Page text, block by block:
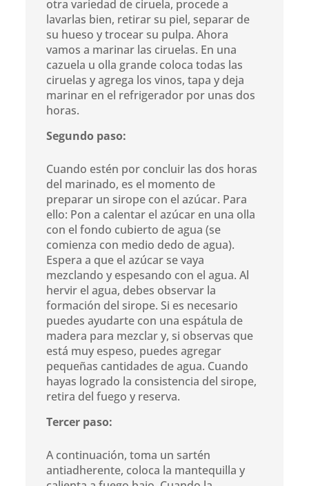
otra variedad de ciruela, procede a
lavarlas bien, retirar su piel, separar de
su hueso y trocear su pulpa. Ahora
vamos a marinar las ciruelas. En una
cazuela u olla grande coloca todas las
ciruelas y agrega los vinos, tapa y deja
marinar en el refrigerador por unas dos
horas.
Segundo paso:
Cuando estén por concluir las dos horas
del marinado, es el momento de
preparar un sirope con el azúcar. Para
ello: Pon a calentar el azúcar en una olla
con el fondo cubierto de agua (se
comienza con medio dedo de agua).
Espera a que el azúcar se vaya
mezclando y espesando con el agua. Al
hervir el agua, debes observar la
formación del sirope. Si es necesario
puedes ayudarte con una espátula de
madera para mezclar y, si observas que
está muy espeso, puedes agregar
pequeñas cantidades de agua. Cuando
hayas logrado la consistencia del sirope,
retira del fuego y reserva.
Tercer paso:
A continuación, toma un sartén
antiadherente, coloca la mantequilla y